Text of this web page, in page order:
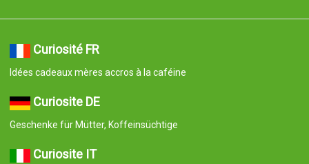
Curiosité FR
Idées cadeaux mères accros à la caféine
Curiosite DE
Geschenke für Mütter, Koffeinsüchtige
Curiosite IT